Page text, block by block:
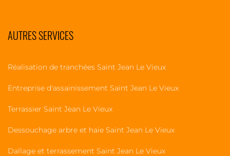
AUTRES SERVICES
Réalisation de tranchées Saint Jean Le Vieux
Entreprise d'assainissement Saint Jean Le Vieux
Terrassier Saint Jean Le Vieux
Dessouchage arbre et haie Saint Jean Le Vieux
Dallage et terrassement Saint Jean Le Vieux